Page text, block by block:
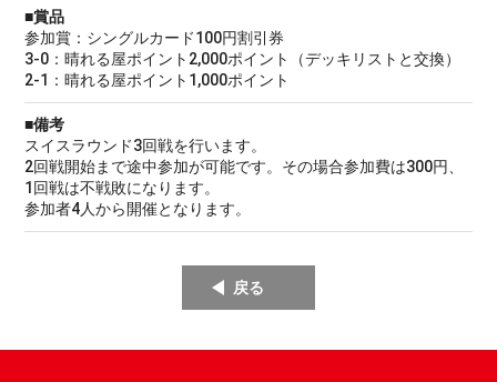
■賞品
参加賞：シングルカード100円割引券
3-0：晴れる屋ポイント2,000ポイント（デッキリストと交換）
2-1：晴れる屋ポイント1,000ポイント
■備考
スイスラウンド3回戦を行います。
2回戦開始まで途中参加が可能です。その場合参加費は300円、
1回戦は不戦敗になります。
参加者4人から開催となります。
戻る